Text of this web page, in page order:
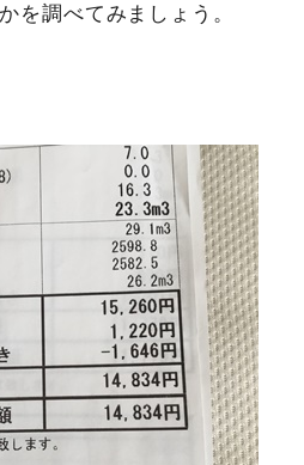
を調べてみましょう。